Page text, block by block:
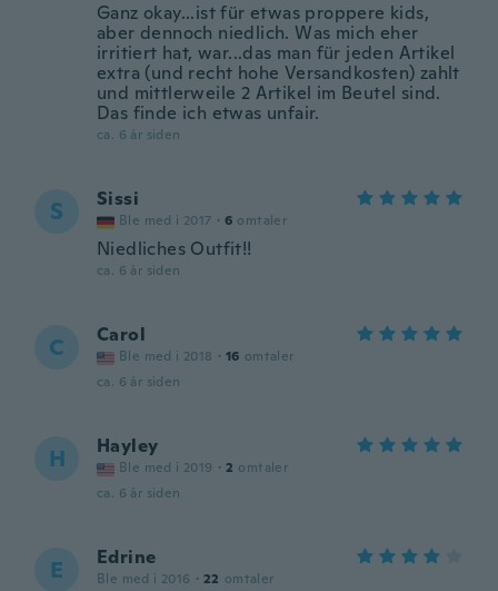
Ganz okay...ist für etwas proppere kids,
aber dennoch niedlich. Was mich eher
irritiert hat, war...das man für jeden Artikel
extra (und recht hohe Versandkosten) zahlt
und mittlerweile 2 Artikel im Beutel sind.
Das finde ich etwas unfair.
ca. 6 år siden
S Sissi
Ble med i 2017 · 6 omtaler
Niedliches Outfit!!
ca. 6 år siden
C Carol
Ble med i 2018 · 16 omtaler
ca. 6 år siden
H Hayley
Ble med i 2019 · 2 omtaler
ca. 6 år siden
E Edrine
Ble med i 2016 · 22 omtaler